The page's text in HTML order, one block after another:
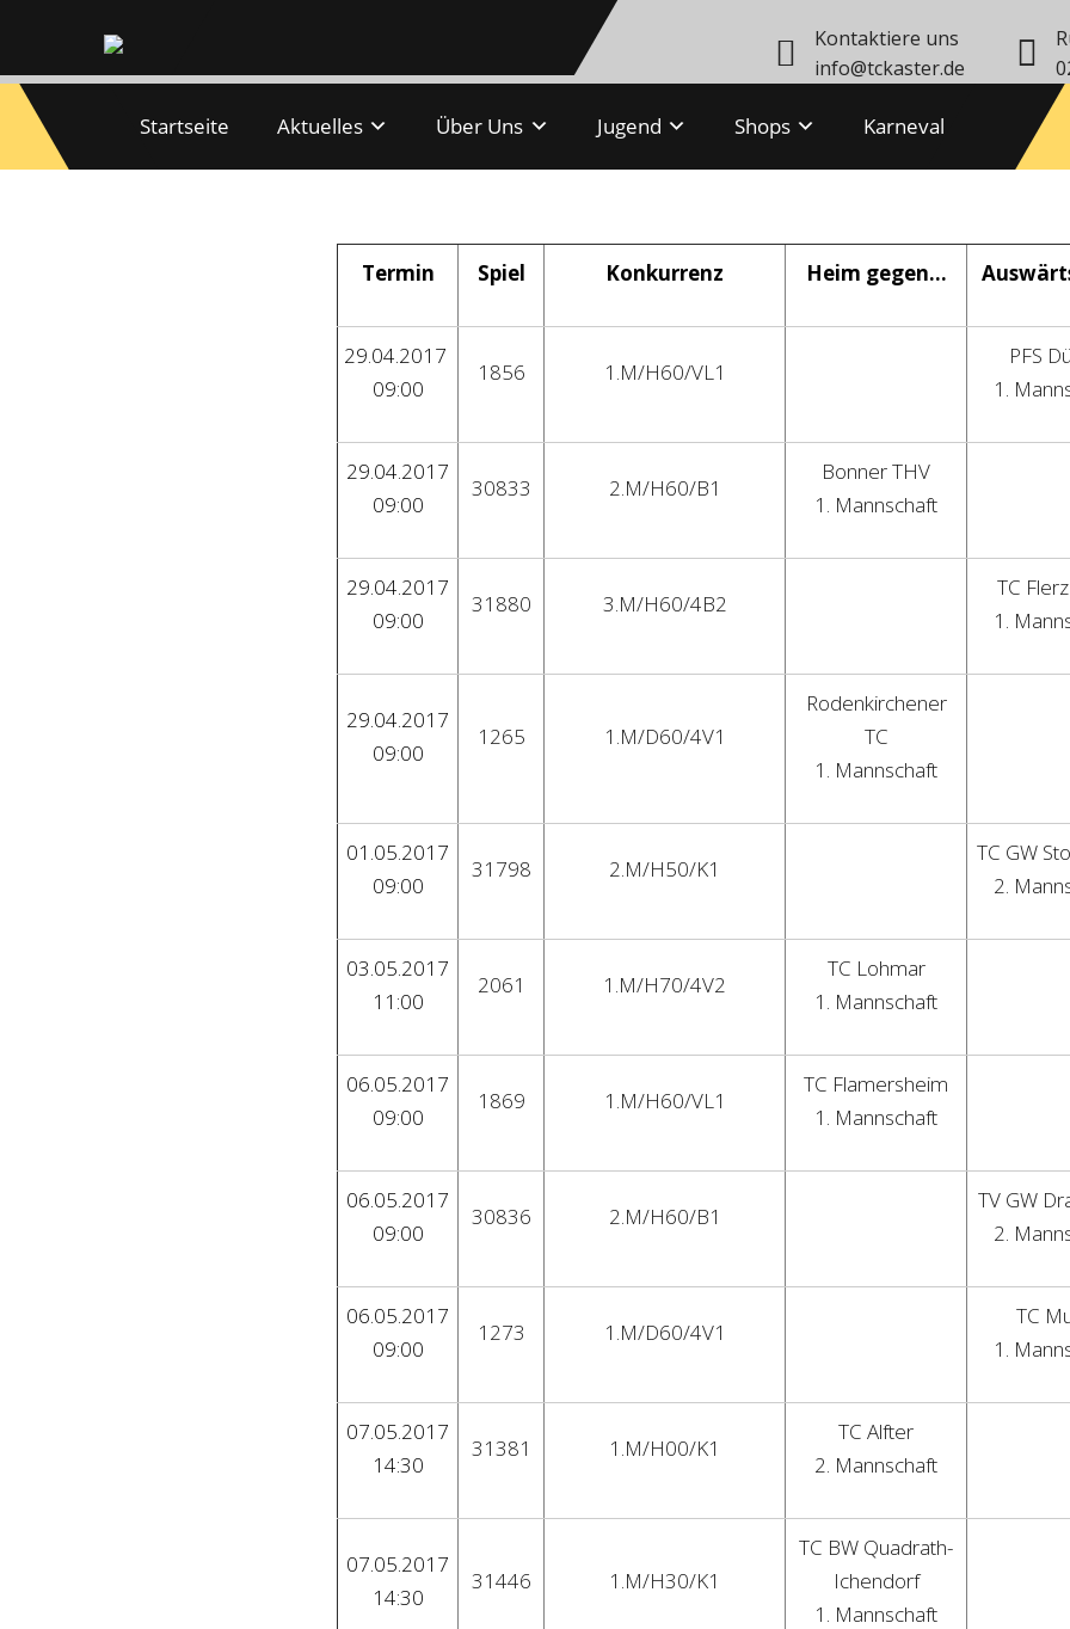
Kontaktiere uns
info@tckaster.de
Startseite Aktuelles Über Uns Jugend Shops Karneval
Termin Spiel Konkurrenz Heim gegen…
29.04.2017
09:00
1856 1.M/H60/VL1
PFS
1.
29.04.2017
09:00
30833 2.M/H60/B1
Bonner THV
1. Mannschaft
29.04.2017
09:00
31880 3.M/H60/4B2
TC
1.
29.04.2017
09:00
1265 1.M/D60/4V1
Rodenkirchener
TC
1. Mannschaft
01.05.2017
09:00
31798 2.M/H50/K1
TC GW
2.
03.05.2017
11:00
2061 1.M/H70/4V2
TC Lohmar
1. Mannschaft
06.05.2017
09:00
1869 1.M/H60/VL1
TC Flamersheim
1. Mannschaft
06.05.2017
09:00
30836 2.M/H60/B1
TV GW
2.
06.05.2017
09:00
1273 1.M/D60/4V1
TC
1.
07.05.2017
14:30
31381 1.M/H00/K1
TC Alfter
2. Mannschaft
07.05.2017
14:30
31446 1.M/H30/K1
TC BW Quadrath-
Ichendorf
1. Mannschaft